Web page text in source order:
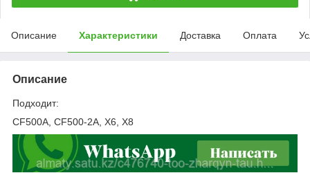
Описание Характеристики Доставка Оплата
Описание
Подходит:
CF500A, CF500-2A, X6, X8